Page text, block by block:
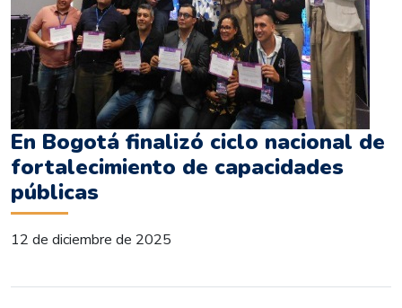
En Bogotá finalizó ciclo nacional de
fortalecimiento de capacidades
públicas
12 de diciembre de 2025